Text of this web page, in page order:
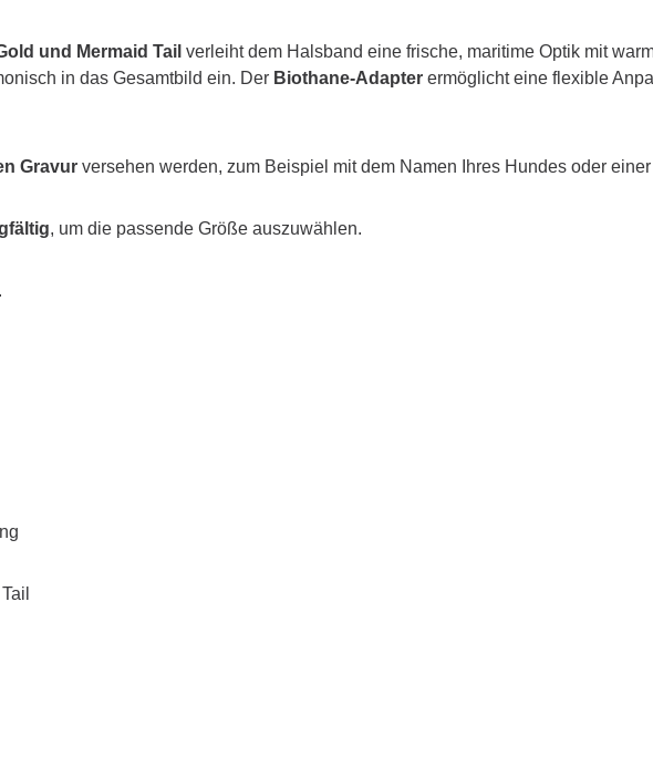
und Mermaid Tail verleiht dem Halsband eine frische, maritime Optik mit
in das Gesamtbild ein. Der Biothane-Adapter ermöglicht eine flexible
Gravur versehen werden, zum Beispiel mit dem Namen Ihres Hundes oder einer
, um die passende Größe auszuwählen.
.